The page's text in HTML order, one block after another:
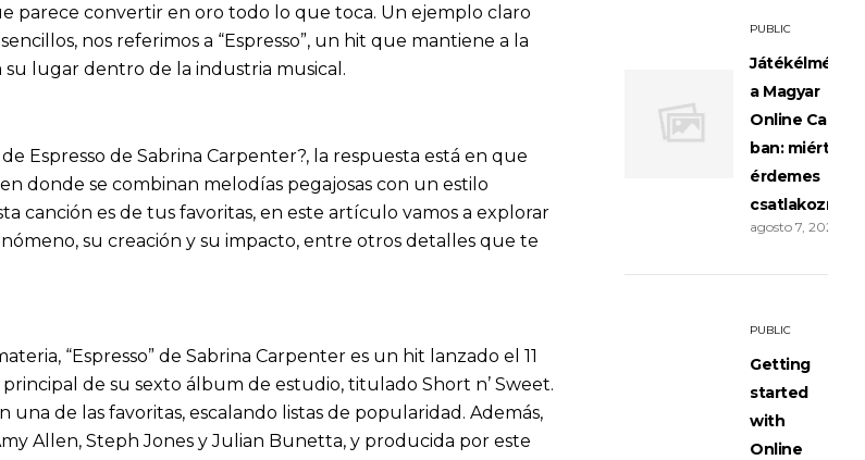
parece convertir en oro todo lo que toca. Un ejemplo claro
nos referimos a “Espresso”, un hit que mantiene a la
lugar dentro de la industria musical.
Espresso de Sabrina Carpenter?, la respuesta está en que
donde se combinan melodías pegajosas con un estilo
canción es de tus favoritas, en este artículo vamos a explorar
su creación y su impacto, entre otros detalles que te
“Espresso” de Sabrina Carpenter es un hit lanzado el 11
de su sexto álbum de estudio, titulado Short n’ Sweet.
una de las favoritas, escalando listas de popularidad. Además,
Allen, Steph Jones y Julian Bunetta, y producida por este
PUBLIC
a Magyar
Online Casino-
ban: miért
érdemes
csatlakozni?
agosto 7, 2026
PUBLIC
Getting
started
with
Online